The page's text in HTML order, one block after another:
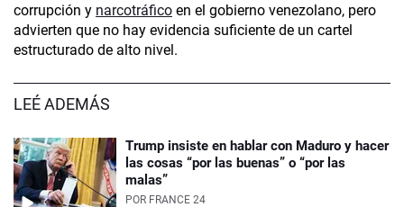
corrupción y narcotráfico en el gobierno venezolano, pero
advierten que no hay evidencia suficiente de un cartel
estructurado de alto nivel.
LEÉ ADEMÁS
Trump insiste en hablar con Maduro y hacer
las cosas “por las buenas” o “por las
malas”
POR FRANCE 24